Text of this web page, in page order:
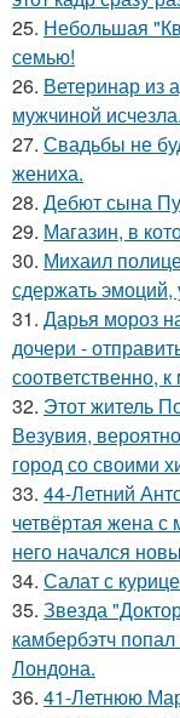
25. Небольшая
семью!
26. Ветеринар из
мужчиной исчезла.
27. Свадьбы не
жениха.
28. Дебют сына
29. Магазин, в
30. Михаил
сдержать
31. Дарья мороз
дочери -
соответственно,
32. Этот житель
Везувия,
город со своими
33. 44-Летний
четвёртая жена с
него начался
34. Салат с
35. Звезда
камбербэтч
Лондона.
36. 41-Летнюю